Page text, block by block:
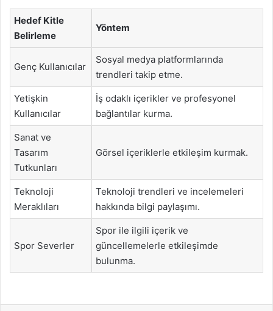
Hedef Kitle
Belirleme
Yöntem
Genç Kullanıcılar
Sosyal medya platformlarında
trendleri takip etme.
Yetişkin
Kullanıcılar
İş odaklı içerikler ve profesyonel
bağlantılar kurma.
Sanat ve
Tasarım
Tutkunları
Görsel içeriklerle etkileşim kurmak.
Teknoloji
Meraklıları
Teknoloji trendleri ve incelemeleri
hakkında bilgi paylaşımı.
Spor Severler
Spor ile ilgili içerik ve
güncellemelerle etkileşimde
bulunma.